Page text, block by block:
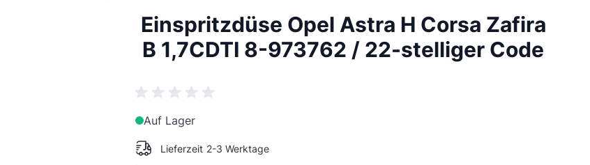
Einspritzdüse Opel Astra H Corsa Zafira
B 1,7CDTI 8-973762 / 22-stelliger Code
Auf Lager
Lieferzeit 2-3 Werktage